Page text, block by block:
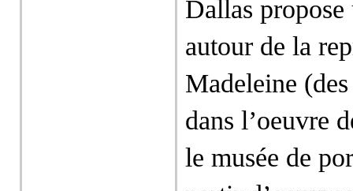
Dallas
autour de la
Madeleine
dans l’oeuvre
le musée de